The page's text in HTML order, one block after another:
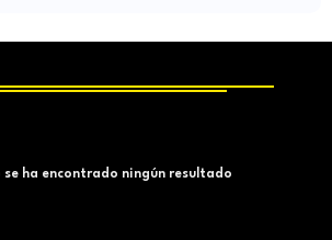
ha encontrado ningún resultado